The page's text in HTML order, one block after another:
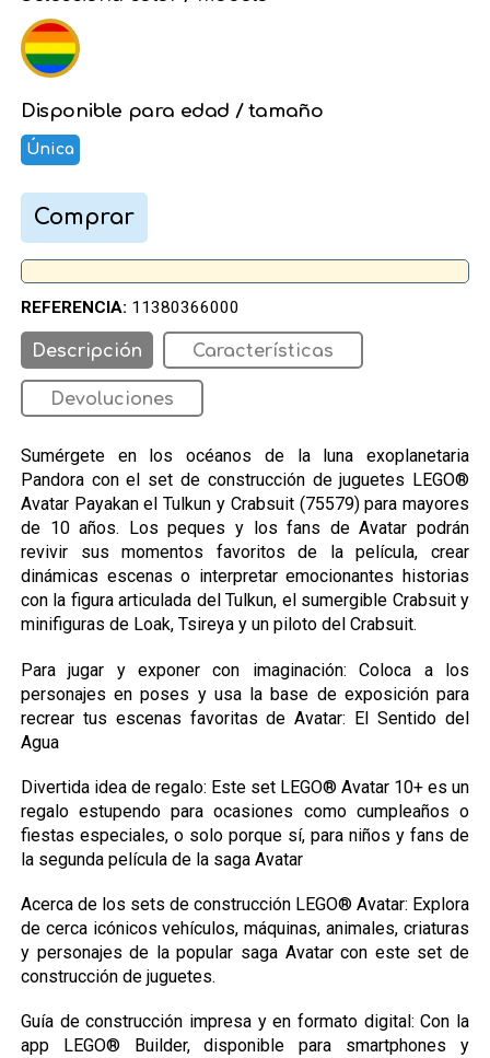
Disponible para edad / tamaño
Única
Comprar
REFERENCIA: 11380366000
Descripción Características
Devoluciones
Sumérgete en los océanos de la luna exoplanetaria
Pandora con el set de construcción de juguetes LEGO®
Avatar Payakan el Tulkun y Crabsuit (75579) para mayores
de 10 años. Los peques y los fans de Avatar podrán
revivir sus momentos favoritos de la película, crear
dinámicas escenas o interpretar emocionantes historias
con la figura articulada del Tulkun, el sumergible Crabsuit y
minifiguras de Loak, Tsireya y un piloto del Crabsuit.
Para jugar y exponer con imaginación: Coloca a los
personajes en poses y usa la base de exposición para
recrear tus escenas favoritas de Avatar: El Sentido del
Agua
Divertida idea de regalo: Este set LEGO® Avatar 10+ es un
regalo estupendo para ocasiones como cumpleaños o
fiestas especiales, o solo porque sí, para niños y fans de
la segunda película de la saga Avatar
Acerca de los sets de construcción LEGO® Avatar: Explora
de cerca icónicos vehículos, máquinas, animales, criaturas
y personajes de la popular saga Avatar con este set de
construcción de juguetes.
Guía de construcción impresa y en formato digital: Con la
app LEGO® Builder, disponible para smartphones y